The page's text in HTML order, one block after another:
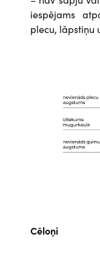
iespējams
plecu, lāpstiņu
Cēloņi